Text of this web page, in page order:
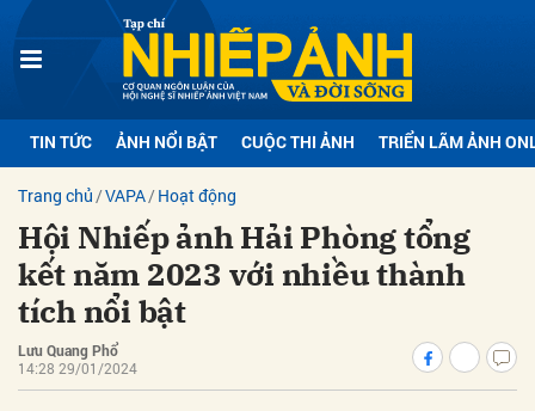
TIN TỨC ẢNH NỔI BẬT CUỘC THI ẢNH TRIỂN LÃM ẢNH
Trang chủ VAPA Hoạt động
Hội Nhiếp ảnh Hải Phòng tổng
kết năm 2023 với nhiều thành
tích nổi bật
Lưu Quang Phổ
14:28 29/01/2024
luận
Hủy